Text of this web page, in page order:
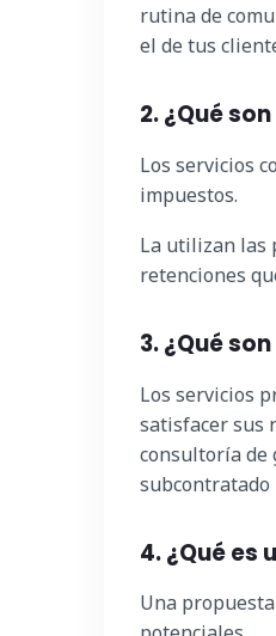
rutina de
el de tus
2. ¿Qué
Los servicios
impuestos.
La utilizan las
retenciones
3. ¿Qué
Los servicios
satisfacer sus
consultoría de
4. ¿Qué es
Una